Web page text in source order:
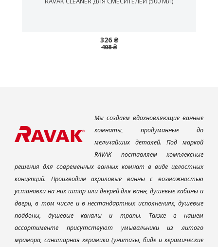
326 ₴
408 ₴
Мы создаем вдохновляющие ванные
комнаты, продуманные до
мельчайших деталей. Под маркой
RAVAK поставляем комплексные
решения для современных ванных комнат в виде целостных
концепций. Производим акриловые ванны с возможностью
установки на них штор или дверей для ванн, душевые кабины и
двери, в том числе и в нестандартных исполнениях, душевые
поддоны, душевые каналы и трапы. Также в нашем
ассортименте присутствуют умывальники из литого
мрамора, санитарная керамика (унитазы, биде и керамические